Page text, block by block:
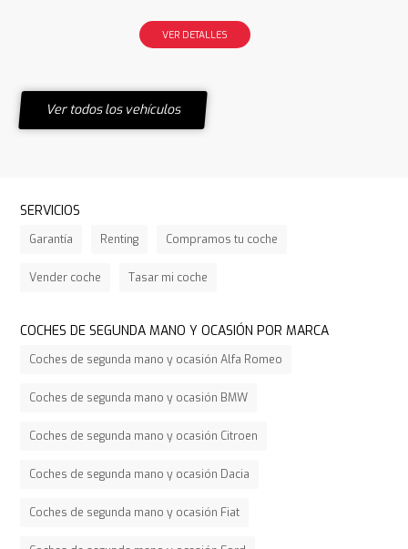
VER DETALLES
Ver todos los vehículos
SERVICIOS
Garantía Renting Compramos tu coche
Vender coche Tasar mi coche
COCHES DE SEGUNDA MANO Y OCASIÓN POR MARCA
Coches de segunda mano y ocasión Alfa Romeo
Coches de segunda mano y ocasión BMW
Coches de segunda mano y ocasión Citroen
Coches de segunda mano y ocasión Dacia
Coches de segunda mano y ocasión Fiat